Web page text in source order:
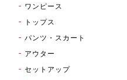
ワンピース
トップス
パンツ・スカート
アウター
セットアップ